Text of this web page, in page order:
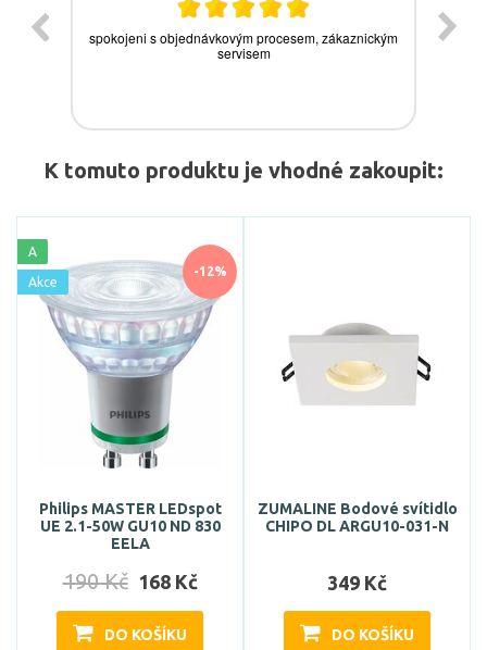
K tomuto produktu je vhodné zakoupit:
-12%
A
Akce
Philips MASTER LEDspot
UE 2.1-50W GU10 ND 830
EELA
190 Kč 168 Kč
DO KOŠÍKU
ZUMALINE Bodové svítidlo
CHIPO DL ARGU10-031-N
349 Kč
DO KOŠÍKU